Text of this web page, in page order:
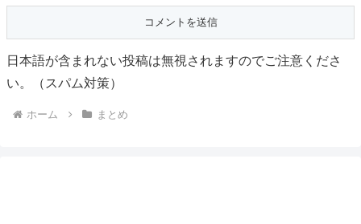
日本語が含まれない投稿は無視されますのでご注意くださ
い。（スパム対策）
ホーム まとめ